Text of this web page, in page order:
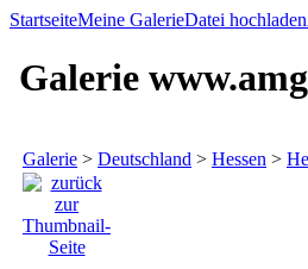
StartseiteMeine GalerieDatei hochladen
Galerie
Galerie > Deutschland > Hessen >